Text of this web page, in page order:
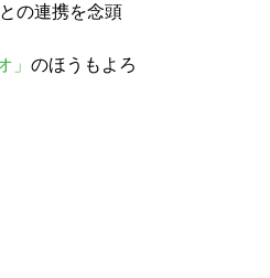
の連携を念頭
」 のほうもよろ